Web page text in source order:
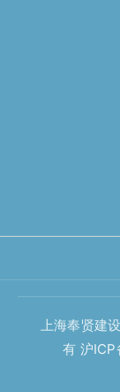
上海奉贤建
有 沪